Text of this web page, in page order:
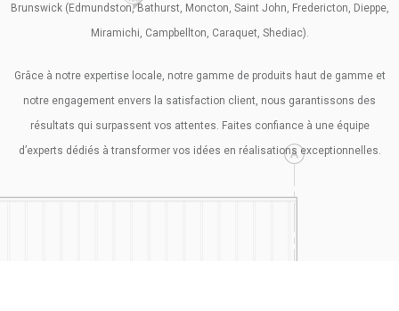
Brunswick (Edmundston, Bathurst, Moncton, Saint John, Fredericton, Dieppe,
Miramichi, Campbellton, Caraquet, Shediac).
Grâce à notre expertise locale, notre gamme de produits haut de gamme et
notre engagement envers la satisfaction client, nous garantissons des
résultats qui surpassent vos attentes. Faites confiance à une équipe
d’experts dédiés à transformer vos idées en réalisations exceptionnelles.